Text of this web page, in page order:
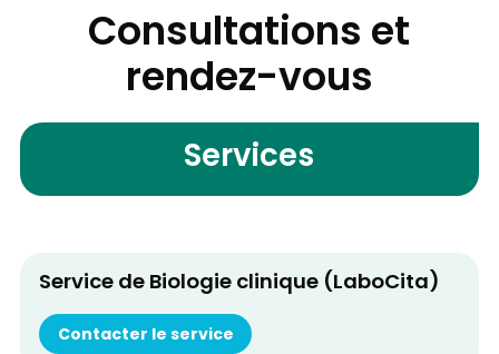
Consultations et
rendez-vous
Services
Service de Biologie clinique (LaboCita)
Contacter le service